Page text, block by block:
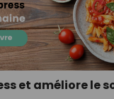
et améliore le